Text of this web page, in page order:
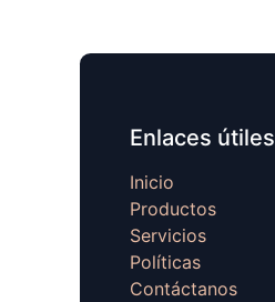
Enlaces útiles
Inicio
Productos
Servicios
Políticas
Contáctanos